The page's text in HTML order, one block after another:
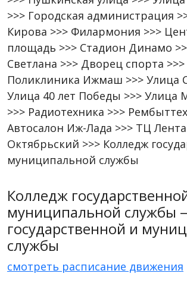
>>> Городская администрация
Кирова >>> Филармония >>>
площадь >>> Стадион Динамо
Светлана >>> Дворец спорта >>>
Поликлиника Ижмаш >>> Улица
Улица 40 лет Победы >>> Улица
>>> Радиотехника >>>
Автосалон Иж-Лада >>> ТЦ
Октябрьский >>> Колледж
муниципальной службы
Колледж
муниципальной службы
государственной и
службы
смотреть расписание движения